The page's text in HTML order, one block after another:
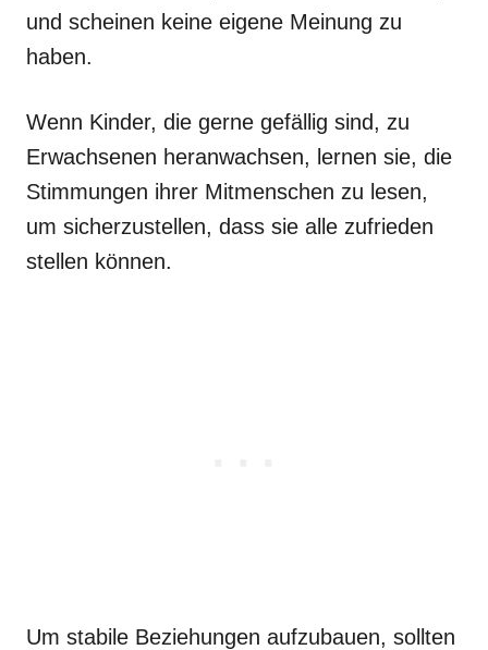
und scheinen keine eigene Meinung zu
haben.
Wenn Kinder, die gerne gefällig sind, zu
Erwachsenen heranwachsen, lernen sie, die
Stimmungen ihrer Mitmenschen zu lesen,
um sicherzustellen, dass sie alle zufrieden
stellen können.
Um stabile Beziehungen aufzubauen, sollten